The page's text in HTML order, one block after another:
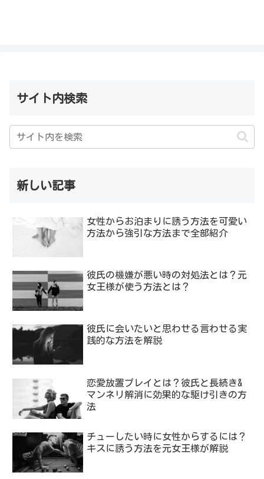
サイト内検索
新しい記事
女性からお泊まりに誘う方法を可愛い
方法から強引な方法まで全部紹介
彼氏の機嫌が悪い時の対処法とは？元
女王様が使う方法とは？
彼氏に会いたいと思わせる言わせる実
践的な方法を解説
恋愛放置プレイとは？彼氏と長続き&
マンネリ解消に効果的な駆け引きの方
法
チューしたい時に女性からするには？
キスに誘う方法を元女王様が解説